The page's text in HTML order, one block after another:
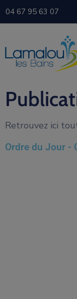
04 67 95 63 07
Retrouvez ici
Ordre du Jour -